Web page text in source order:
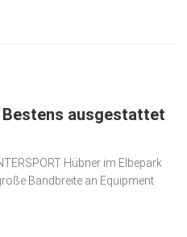
/ Ostsachsen
Bestens ausgestattet
Hübner im Elbepark
Bandbreite an Equipment